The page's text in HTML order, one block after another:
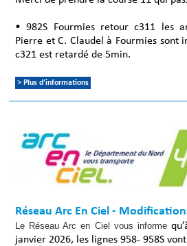
• 982S Fourmies retour c311 les
Pierre et C. Claudel à Fourmies sont
c321 est retardé de 5min.
> Plus d'informations
Réseau Arc En Ciel -
Le Réseau Arc en Ciel vous informe
janvier 2026, les lignes 958- 958S